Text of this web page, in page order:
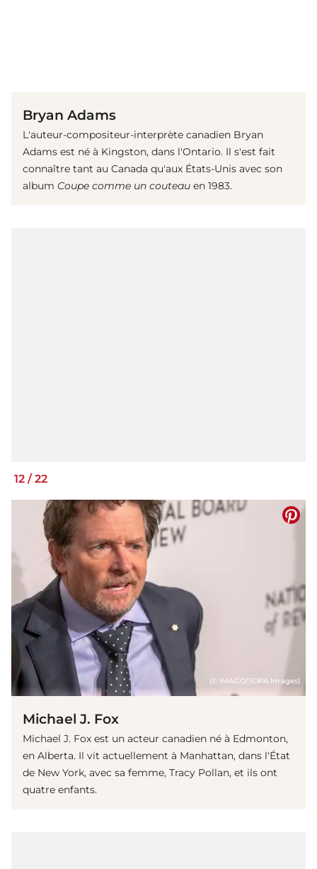
Bryan Adams
L'auteur-compositeur-interprète canadien Bryan
Adams est né à Kingston, dans l'Ontario. Il s'est fait
connaître tant au Canada qu'aux États-Unis avec son
album Coupe comme un couteau en 1983.
12 /22
(© IMAGO/SOPA Images)
Michael J. Fox
Michael J. Fox est un acteur canadien né à Edmonton,
en Alberta. Il vit actuellement à Manhattan, dans l'État
de New York, avec sa femme, Tracy Pollan, et ils ont
quatre enfants.